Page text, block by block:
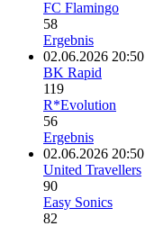
FC Flamingo
58
Ergebnis
02.06.2026 20:50
BK Rapid
119
R*Evolution
56
Ergebnis
02.06.2026 20:50
United Travellers
90
Easy Sonics
82